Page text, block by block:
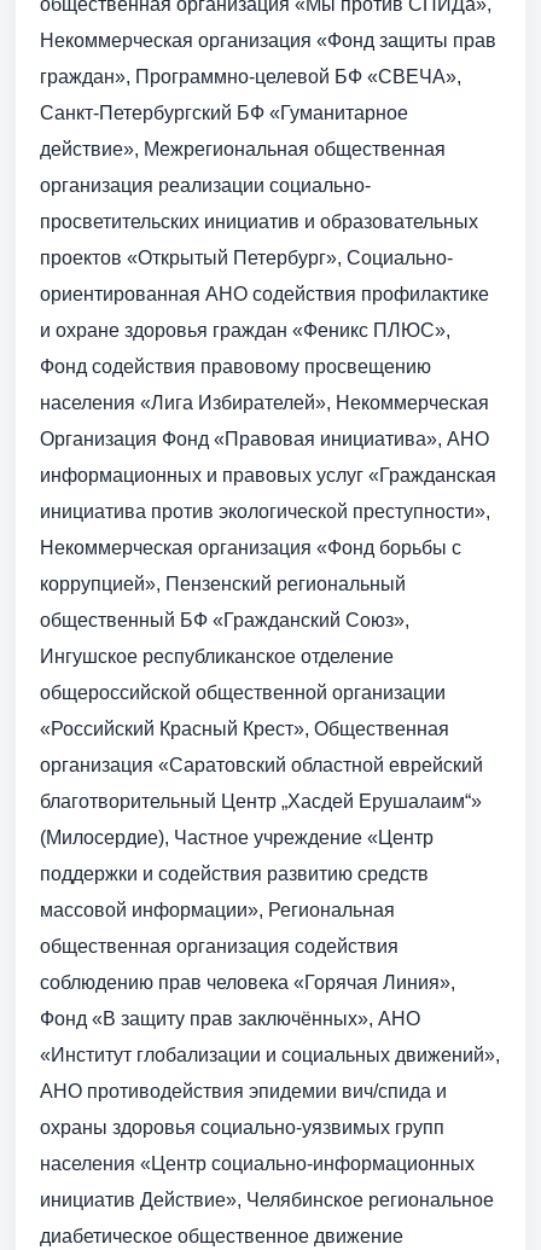
общественная организация «Мы против СПИДа»,
Некоммерческая организация «Фонд защиты прав
граждан», Программно-целевой БФ «СВЕЧА»,
Санкт-Петербургский БФ «Гуманитарное
действие», Межрегиональная общественная
организация реализации социально-
просветительских инициатив и образовательных
проектов «Открытый Петербург», Социально-
ориентированная АНО содействия профилактике
и охране здоровья граждан «Феникс ПЛЮС»,
Фонд содействия правовому просвещению
населения «Лига Избирателей», Некоммерческая
Организация Фонд «Правовая инициатива», АНО
информационных и правовых услуг «Гражданская
инициатива против экологической преступности»,
Некоммерческая организация «Фонд борьбы с
коррупцией», Пензенский региональный
общественный БФ «Гражданский Союз»,
Ингушское республиканское отделение
общероссийской общественной организации
«Российский Красный Крест», Общественная
организация «Саратовский областной еврейский
благотворительный Центр „Хасдей Ерушалаим“»
(Милосердие), Частное учреждение «Центр
поддержки и содействия развитию средств
массовой информации», Региональная
общественная организация содействия
соблюдению прав человека «Горячая Линия»,
Фонд «В защиту прав заключённых», АНО
«Институт глобализации и социальных движений»,
АНО противодействия эпидемии вич/спида и
охраны здоровья социально-уязвимых групп
населения «Центр социально-информационных
инициатив Действие», Челябинское региональное
диабетическое общественное движение